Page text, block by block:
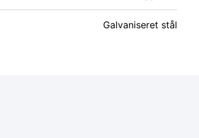
Galvaniseret stål